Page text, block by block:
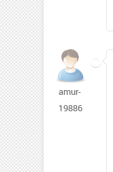
amur-
19886